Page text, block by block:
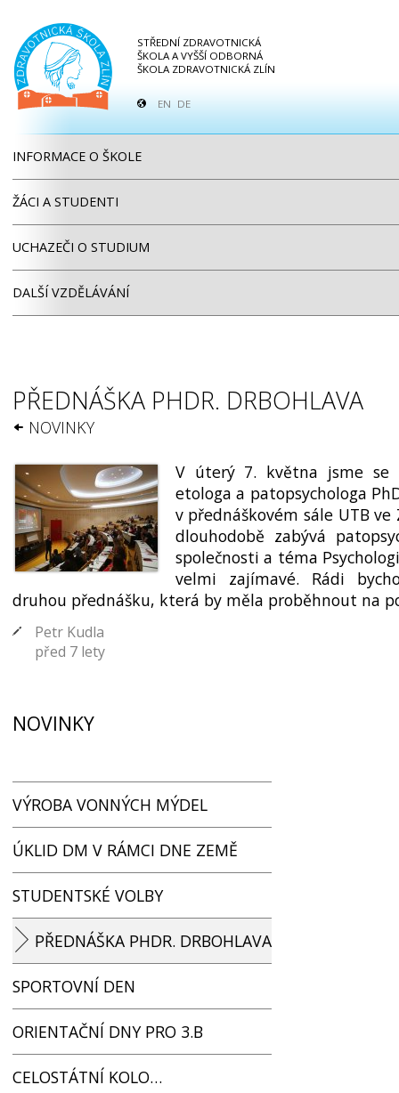
STŘEDNÍ ZDRAVOTNICKÁ
ŠKOLA A VYŠŠÍ ODBORNÁ
ŠKOLA ZDRAVOTNICKÁ ZLÍN
EN DE
INFORMACE O ŠKOLE
ŽÁCI A STUDENTI
UCHAZEČI O STUDIUM
DALŠÍ VZDĚLÁVÁNÍ
PŘEDNÁŠKA PHDR. DRBOHLAVA
NOVINKY
V úterý 7. května jsme se
etologa a patopsycho­loga
v přednáš­kovém sále UTB
dlouhodobě zabývá
společnosti a téma
velmi zajímavé. Rádi
druhou přednášku, která by měla proběhnout na
Petr Kudla
před 7 lety
NOVINKY
VÝROBA VONNÝCH MÝDEL
ÚKLID DM V RÁMCI DNE ZEMĚ
STUDENTSKÉ VOLBY
PŘEDNÁŠKA PHDR. DRBOHLAVA
SPORTOVNÍ DEN
ORIENTAČNÍ DNY PRO 3.B
CELOSTÁTNÍ KOLO…